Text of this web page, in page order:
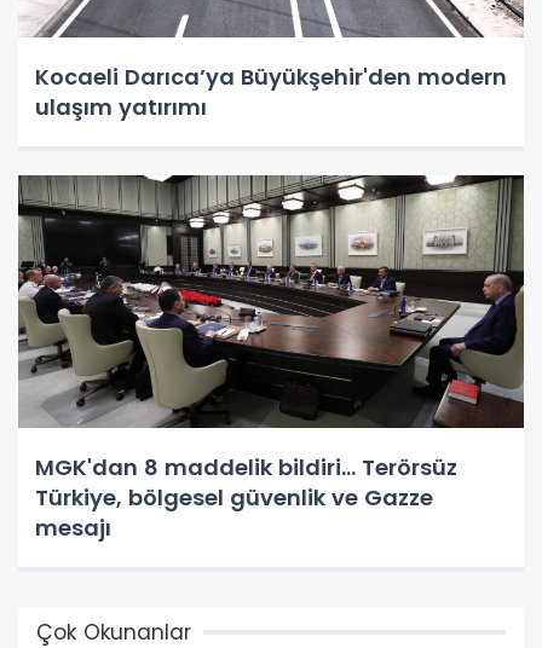
Kocaeli Darıca’ya Büyükşehir'den modern
ulaşım yatırımı
MGK'dan 8 maddelik bildiri... Terörsüz
Türkiye, bölgesel güvenlik ve Gazze
mesajı
Çok Okunanlar